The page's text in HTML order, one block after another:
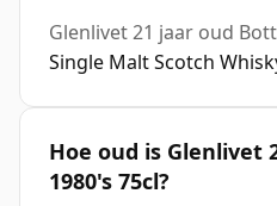
Glenlivet 21 jaar oud
Single Malt Scotch
Hoe oud is Glenlivet
1980's 75cl?